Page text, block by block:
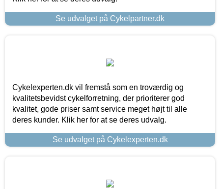
Se udvalget på Cykelpartner.dk
Cykelexperten.dk vil fremstå som en troværdig og
kvalitetsbevidst cykelforretning, der prioriterer god
kvalitet, gode priser samt service meget højt til alle
deres kunder. Klik her for at se deres udvalg.
Se udvalget på Cykelexperten.dk